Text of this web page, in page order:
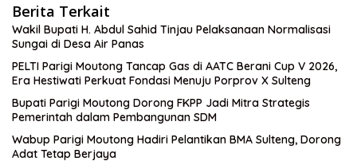
Berita Terkait
Wakil Bupati H. Abdul Sahid Tinjau Pelaksanaan Normalisasi
Sungai di Desa Air Panas
PELTI Parigi Moutong Tancap Gas di AATC Berani Cup V 2026,
Era Hestiwati Perkuat Fondasi Menuju Porprov X Sulteng
Bupati Parigi Moutong Dorong FKPP Jadi Mitra Strategis
Pemerintah dalam Pembangunan SDM
Wabup Parigi Moutong Hadiri Pelantikan BMA Sulteng, Dorong
Adat Tetap Berjaya